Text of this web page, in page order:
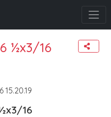
½x3/16
16